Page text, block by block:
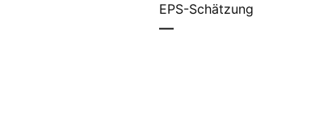
EPS-Schätzung
—